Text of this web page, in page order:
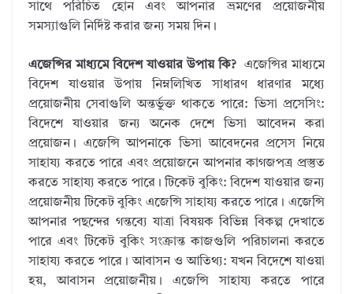
সাথে পরিচিত হোন এবং আপনার ভ্রমণের প্রয়োজনীয়
সমস্যাগুলি নির্দিষ্ট করার জন্য সময় দিন।
এজেন্সির মাধ্যমে বিদেশ যাওয়ার উপায় কি? এজেন্সির মাধ্যমে
বিদেশ যাওয়ার উপায় নিম্নলিখিত সাধারণ ধারণার মধ্যে
প্রয়োজনীয় সেবাগুলি অন্তর্ভুক্ত থাকতে পারে: ভিসা প্রসেসিং:
বিদেশে যাওয়ার জন্য অনেক দেশে ভিসা আবেদন করা
প্রয়োজন। এজেন্সি আপনাকে ভিসা আবেদনের প্রসেস নিয়ে
সাহায্য করতে পারে এবং প্রয়োজনে আপনার কাগজপত্র প্রস্তুত
করতে সাহায্য করতে পারে। টিকেট বুকিং: বিদেশ যাওয়ার জন্য
প্রয়োজনীয় টিকেট বুকিং এজেন্সি সাহায্য করতে পারে। এজেন্সি
আপনার পছন্দের গন্তব্যে যাত্রা বিষয়ক বিভিন্ন বিকল্প দেখাতে
পারে এবং টিকেট বুকিং সংক্রান্ত কাজগুলি পরিচালনা করতে
সাহায্য করতে পারে। আবাসন ও আতিথ্য: যখন বিদেশে যাওয়া
হয়, আবাসন প্রয়োজনীয়। এজেন্সি সাহায্য করতে পারে